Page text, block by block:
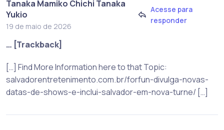
Tanaka Mamiko Chichi Tanaka
Yukio
19 de maio de 2026
Acesse para
responder
… [Trackback]
[…] Find More Information here to that Topic:
salvadorentretenimento.com.br/forfun-divulga-novas-
datas-de-shows-e-inclui-salvador-em-nova-turne/ […]